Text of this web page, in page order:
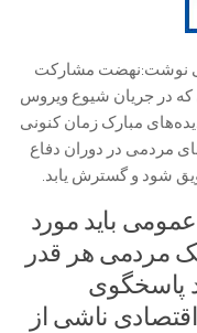
نوشت:نهضت مشارکت
در جریان شیوع ویروس
مبارک زمان کنونی
مردمی در دوران دفاع
شود و گسترش یابد.
باید مورد
مردمی هر قدر
پاسخگوی
ناشی از